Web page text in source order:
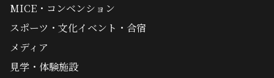
MICE・コンベンション
スポーツ・文化イベント・合宿
メディア
見学・体験施設